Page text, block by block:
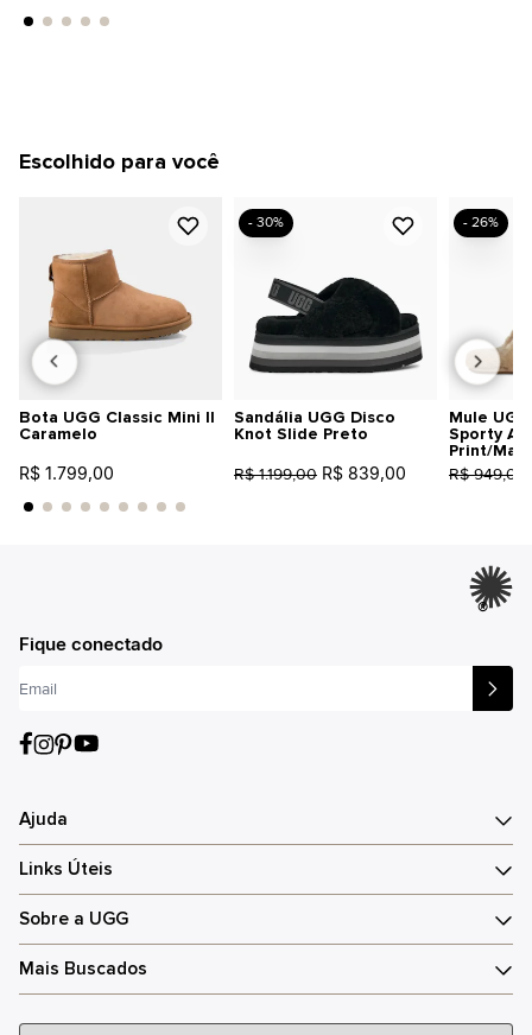
Escolhido para você
Bota UGG Classic Mini II
Caramelo
R$ 1.799,00
Sandália UGG Disco
Knot Slide Preto
R$ 1.199,00 R$ 839,00
- 30%
Mule
Sporty
Print/
R$ 949,00
- 26%
®
Fique conectado
Ajuda
Links Úteis
Sobre a UGG
Mais Buscados